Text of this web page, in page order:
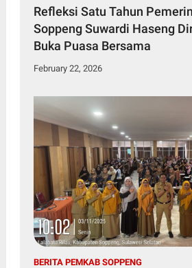
Refleksi Satu Tahun
Soppeng Suwardi Haseng
Buka Puasa Bersama
February 22, 2026
BERITA PEMKAB SOPPENG